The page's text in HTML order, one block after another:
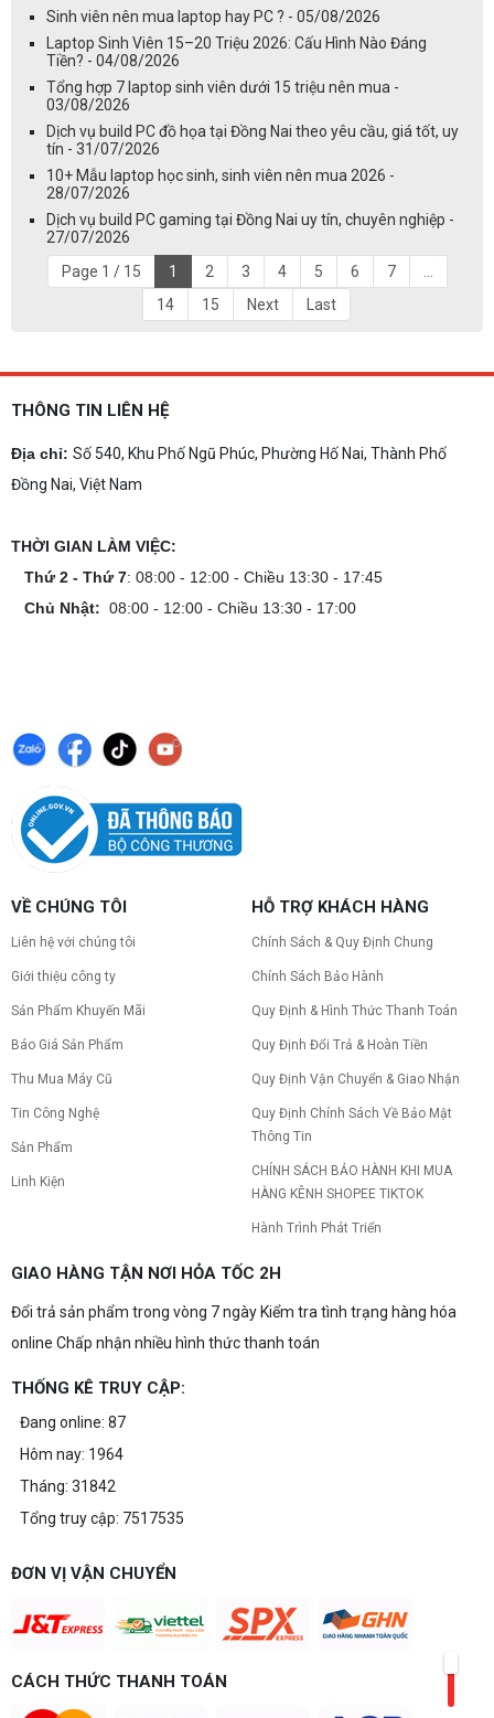
Sinh viên nên mua laptop hay PC ? - 05/08/2026
Laptop Sinh Viên 15–20 Triệu 2026: Cấu Hình Nào Đáng
Tiền? - 04/08/2026
Tổng hợp 7 laptop sinh viên dưới 15 triệu nên mua -
03/08/2026
Dịch vụ build PC đồ họa tại Đồng Nai theo yêu cầu, giá tốt, uy
tín - 31/07/2026
10+ Mẫu laptop học sinh, sinh viên nên mua 2026 -
28/07/2026
Dịch vụ build PC gaming tại Đồng Nai uy tín, chuyên nghiệp -
27/07/2026
Page 1 / 15
1 2 3 4 5 6 7
14
15 Next Last
THÔNG TIN LIÊN HỆ
Địa chỉ: Số 540, Khu Phố Ngũ Phúc, Phường Hố Nai, Thành Phố
Đồng Nai, Việt Nam
THỜI GIAN LÀM VIỆC:
Thứ 2 - Thứ 7: 08:00 - 12:00 - Chiều 13:30 - 17:45
Chủ Nhật: 08:00 - 12:00 - Chiều 13:30 - 17:00
VỀ CHÚNG TÔI
Liên hệ với chúng tôi
Giới thiệu công ty
Sản Phẩm Khuyến Mãi
Báo Giá Sản Phẩm
Thu Mua Máy Cũ
Tin Công Nghệ
Sản Phẩm
Linh Kiện
HỖ TRỢ KHÁCH HÀNG
Chính Sách & Quy Định Chung
Chính Sách Bảo Hành
Quy Định & Hình Thức Thanh Toán
Quy Định Đổi Trả & Hoàn Tiền
Quy Định Vận Chuyển & Giao Nhận
Quy Định Chính Sách Về Bảo Mật
Thông Tin
CHÍNH SÁCH BẢO HÀNH KHI MUA
HÀNG KÊNH SHOPEE TIKTOK
Hành Trình Phát Triển
GIAO HÀNG TẬN NƠI HỎA TỐC 2H
Đổi trả sản phẩm trong vòng 7 ngày Kiểm tra tình trạng hàng hóa
online Chấp nhận nhiều hình thức thanh toán
THỐNG KÊ TRUY CẬP:
Đang online: 87
Hôm nay: 1964
Tháng: 31842
Tổng truy cập: 7517535
ĐƠN VỊ VẬN CHUYỂN
CÁCH THỨC THANH TOÁN